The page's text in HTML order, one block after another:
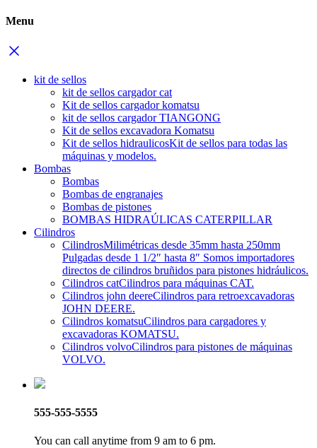
Menu
kit de sellos
kit de sellos cargador cat
Kit de sellos cargador komatsu
kit de sellos cargador TIANGONG
Kit de sellos excavadora Komatsu
Kit de sellos hidraulicosKit de sellos para todas las
máquinas y modelos.
Bombas
Bombas
Bombas de engranajes
Bombas de pistones
BOMBAS HIDRAÚLICAS CATERPILLAR
Cilindros
CilindrosMilimétricas desde 35mm hasta 250mm
Pulgadas desde 1 1/2″ hasta 8″ Somos importadores
directos de cilindros bruñidos para pistones hidráulicos.
Cilindros catCilindros para máquinas CAT.
Cilindros john deereCilindros para retroexcavadoras
JOHN DEERE.
Cilindros komatsuCilindros para cargadores y
excavadoras KOMATSU.
Cilindros volvoCilindros para pistones de máquinas
VOLVO.
555-555-5555
You can call anytime from 9 am to 6 pm.